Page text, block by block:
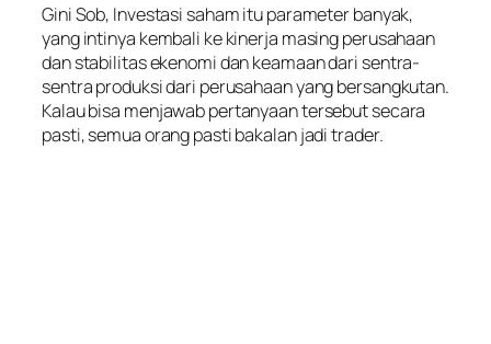
Gini Sob, Investasi saham itu parameter banyak,
yang intinya kembali ke kinerja masing perusahaan
dan stabilitas ekenomi dan keamaan dari sentra-
sentra produksi dari perusahaan yang bersangkutan.
Kalau bisa menjawab pertanyaan tersebut secara
pasti, semua orang pasti bakalan jadi trader.